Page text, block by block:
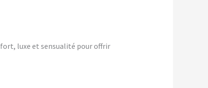
luxe et sensualité pour offrir